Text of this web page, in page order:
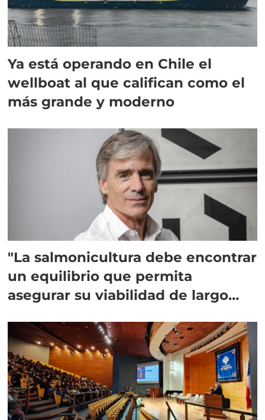
Ya está operando en Chile el
wellboat al que califican como el
más grande y moderno
"La salmonicultura debe encontrar
un equilibrio que permita
asegurar su viabilidad de largo